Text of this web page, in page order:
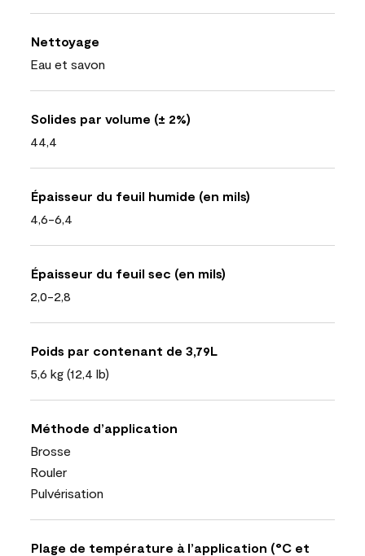
Nettoyage
Eau et savon
Solides par volume (± 2%)
44,4
Épaisseur du feuil humide (en mils)
4,6-6,4
Épaisseur du feuil sec (en mils)
2,0-2,8
Poids par contenant de 3,79L
5,6 kg (12,4 lb)
Méthode d’application
Brosse
Rouler
Pulvérisation
Plage de température à l’application (°C et